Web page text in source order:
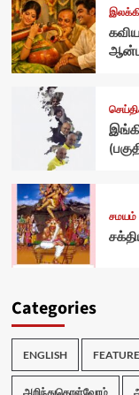
சமயம்
Categories
ENGLISH
அறிந்துகொள்வோம்